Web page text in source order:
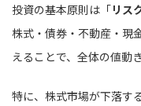
投資の基本原則は「リス
株式・債券・不動産・現
えることで、全体の値動
特に、株式市場が下落す